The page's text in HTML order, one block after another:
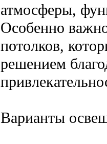
атмосферы,
Особенно
потолков,
решением
Варианты